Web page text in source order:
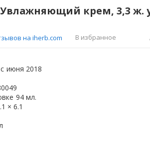
Увлажняющий крем, 3,3 ж.
на iherb.com
В избранное
июня 2018
94 мл.
× 6.1